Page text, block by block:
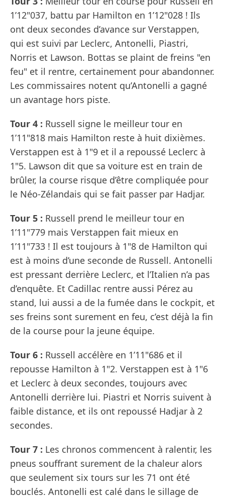
1’12"037, battu par Hamilton en 1’12"028 ! Ils
ont deux secondes d’avance sur Verstappen,
qui est suivi par Leclerc, Antonelli, Piastri,
Norris et Lawson. Bottas se plaint de freins "en
feu" et il rentre, certainement pour abandonner.
Les commissaires notent qu’Antonelli a gagné
un avantage hors piste.
Tour 4 : Russell signe le meilleur tour en
1’11"818 mais Hamilton reste à huit dixièmes.
Verstappen est à 1"9 et il a repoussé Leclerc à
1"5. Lawson dit que sa voiture est en train de
brûler, la course risque d’être compliquée pour
le Néo-Zélandais qui se fait passer par Hadjar.
Tour 5 : Russell prend le meilleur tour en
1’11"779 mais Verstappen fait mieux en
1’11"733 ! Il est toujours à 1"8 de Hamilton qui
est à moins d’une seconde de Russell. Antonelli
est pressant derrière Leclerc, et l’Italien n’a pas
d’enquête. Et Cadillac rentre aussi Pérez au
stand, lui aussi a de la fumée dans le cockpit, et
ses freins sont surement en feu, c’est déjà la fin
de la course pour la jeune équipe.
Tour 6 : Russell accélère en 1’11"686 et il
repousse Hamilton à 1"2. Verstappen est à 1"6
et Leclerc à deux secondes, toujours avec
Antonelli derrière lui. Piastri et Norris suivent à
faible distance, et ils ont repoussé Hadjar à 2
secondes.
Tour 7 : Les chronos commencent à ralentir, les
pneus souffrant surement de la chaleur alors
que seulement six tours sur les 71 ont été
bouclés. Antonelli est calé dans le sillage de